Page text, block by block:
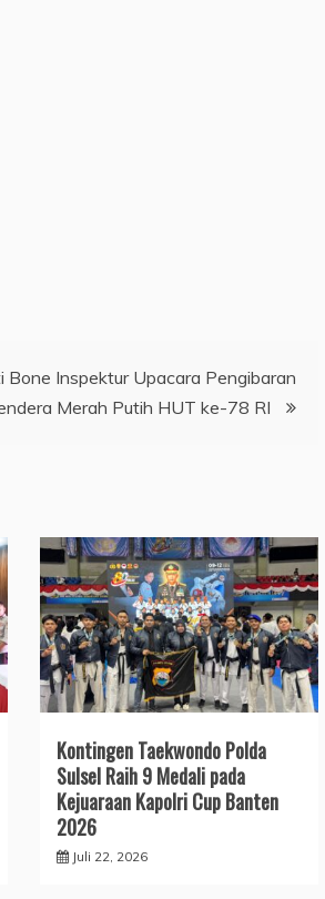
Bone Inspektur Upacara Pengibaran
Merah Putih HUT ke-78 RI
Kontingen Taekwondo Polda
Sulsel Raih 9 Medali pada
Kejuaraan Kapolri Cup Banten
2026
Juli 22, 2026